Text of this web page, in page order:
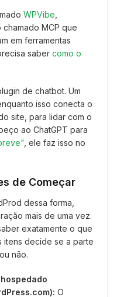
WPVibe
MCP que
em ferramentas
saber como o
de chatbot. Um
isso conecta o
site, para lidar com o
ao ChatGPT para
, ele faz isso no
de Começar
dessa forma,
mais de uma vez.
exatamente o que
itens decide se a parte
não.
O